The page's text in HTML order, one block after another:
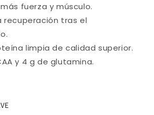
fuerza y ​​músculo.
recuperación tras el
limpia de calidad superior.
y 4 g de glutamina.